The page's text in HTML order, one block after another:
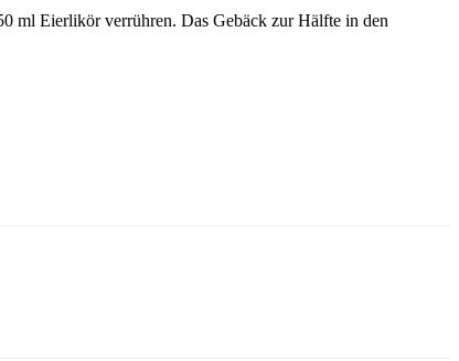
ml Eierlikör verrühren. Das Gebäck zur Hälfte in den